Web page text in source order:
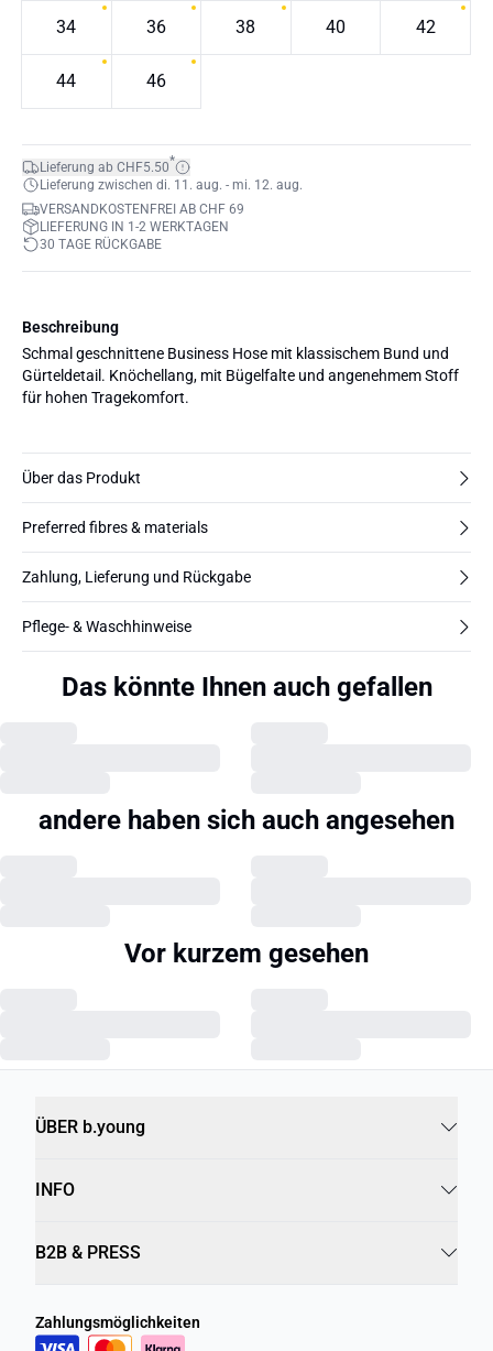
34 36 38 40 42
44 46
Lieferung ab CHF5.50*
Lieferung zwischen di. 11. aug. - mi. 12. aug.
VERSANDKOSTENFREI AB CHF 69
LIEFERUNG IN 1-2 WERKTAGEN
30 TAGE RÜCKGABE
Beschreibung
Schmal geschnittene Business Hose mit klassischem Bund und
Gürteldetail. Knöchellang, mit Bügelfalte und angenehmem Stoff
für hohen Tragekomfort.
Über das Produkt
Preferred fibres & materials
Zahlung, Lieferung und Rückgabe
Pflege- & Waschhinweise
Das könnte Ihnen auch gefallen
andere haben sich auch angesehen
Vor kurzem gesehen
ÜBER b.young
INFO
B2B & PRESS
Zahlungsmöglichkeiten